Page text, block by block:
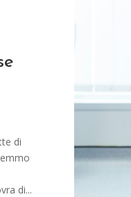
di
di...